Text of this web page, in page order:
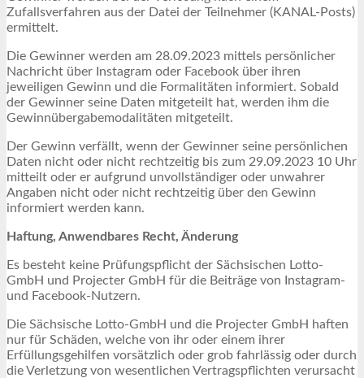
Zufallsverfahren aus der Datei der Teilnehmer (KANAL-Posts)
ermittelt.
Die Gewinner werden am 28.09.2023 mittels persönlicher
Nachricht über Instagram oder Facebook über ihren
jeweiligen Gewinn und die Formalitäten informiert. Sobald
der Gewinner seine Daten mitgeteilt hat, werden ihm die
Gewinnübergabemodalitäten mitgeteilt.
Der Gewinn verfällt, wenn der Gewinner seine persönlichen
Daten nicht oder nicht rechtzeitig bis zum 29.09.2023 10 Uhr
mitteilt oder er aufgrund unvollständiger oder unwahrer
Angaben nicht oder nicht rechtzeitig über den Gewinn
informiert werden kann.
Haftung, Anwendbares Recht, Änderung
Es besteht keine Prüfungspflicht der Sächsischen Lotto-
GmbH und Projecter GmbH für die Beiträge von Instagram-
und Facebook-Nutzern.
Die Sächsische Lotto-GmbH und die Projecter GmbH haften
nur für Schäden, welche von ihr oder einem ihrer
Erfüllungsgehilfen vorsätzlich oder grob fahrlässig oder durch
die Verletzung von wesentlichen Vertragspflichten verursacht